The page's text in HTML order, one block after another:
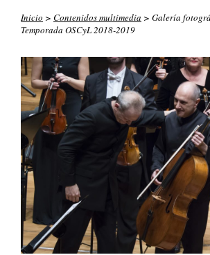
Inicio > Contenidos multimedia > Galería
Temporada OSCyL 2018-2019